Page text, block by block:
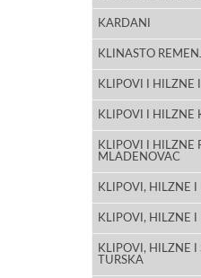
KARDANI
KLINASTO
KLIPOVI I HILZNE
KLIPOVI I HILZNE
KLIPOVI I HILZNE
MLADENOVAC
KLIPOVI, HILZNE
KLIPOVI, HILZNE I
KLIPOVI, HILZNE
TURSKA